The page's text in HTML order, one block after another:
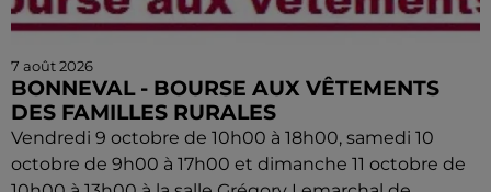
7 août 2026
BONNEVAL - BOURSE AUX VÊTEMENTS
DES FAMILLES RURALES
Vendredi 9 octobre de 10h00 à 18h00, samedi 10
octobre de 9h00 à 17h00 et dimanche 11 octobre de